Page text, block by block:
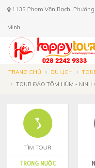
1135 Phạm Văn Bạch,
Minh
TRANG CHỦ DU LỊCH
TOUR ĐẢO TÔM HÙM -
TÌM TOUR
TRONG NƯỚC